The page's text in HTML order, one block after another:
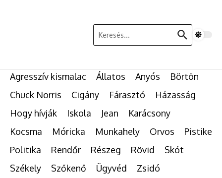
Keresés:
Agresszív kismalac Állatos Anyós
Börtön
Chuck Norris
Cigány Fárasztó
Házasság
Hogy hívják
Iskola Jean
Karácsony
Kocsma
Móricka Munkahely Orvos
Pistike
Politika
Rendőr Részeg Rövid
Skót
Székely
Szőkenő Ügyvéd
Zsidó